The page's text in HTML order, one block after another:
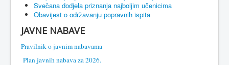
Svečana dodjela priznanja najboljim učenicima
Obavijest o održavanju popravnih ispita
JAVNE NABAVE
Pravilnik o javnim nabavama
Plan javnih nabava za 2026.